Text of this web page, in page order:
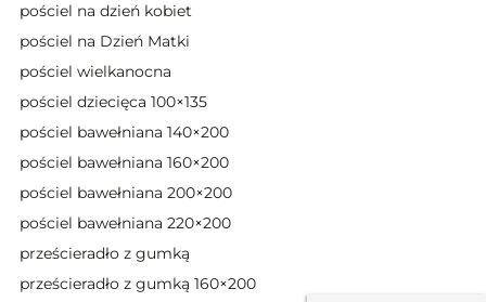
pościel na dzień kobiet
pościel na Dzień Matki
pościel wielkanocna
pościel dziecięca 100×135
pościel bawełniana 140×200
pościel bawełniana 160×200
pościel bawełniana 200×200
pościel bawełniana 220×200
prześcieradło z gumką
prześcieradło z gumką 160×200